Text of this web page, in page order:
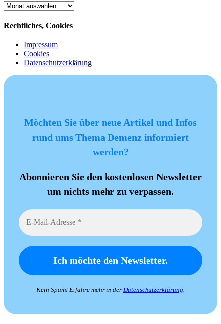
Archiv
Rechtliches, Cookies
Impressum
Cookies
Datenschutzerklärung
Möchten Sie über neue Artikel und Infos
rund ums Thema Demenz informiert
werden?
Abonnieren Sie den kostenlosen Newsletter
um nichts mehr zu verpassen.
Kein Spam! Erfahre mehr in der Datenschutzerklärung.